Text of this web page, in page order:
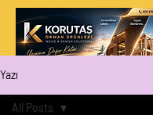
Yazı
All Posts